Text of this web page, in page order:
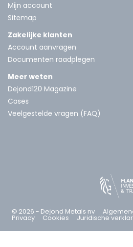
Mijn account
Sitemap
Zakelijke klanten
Account aanvragen
Documenten raadplegen
Meer weten
Dejond120 Magazine
Cases
Veelgestelde vragen (FAQ)
© 2026 - Dejond Metals nv
Privacy Cookies Juridische